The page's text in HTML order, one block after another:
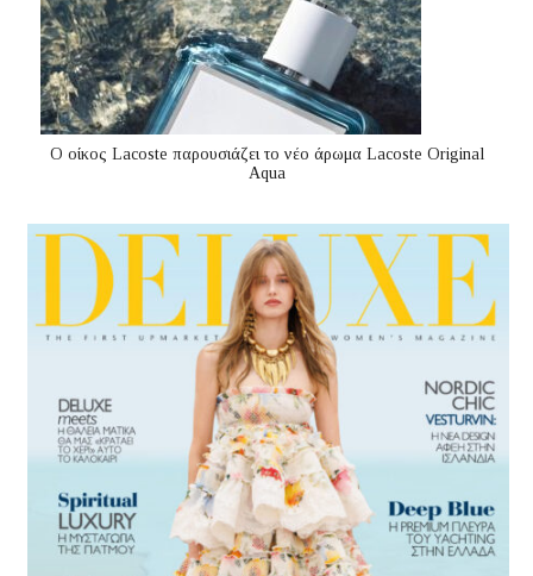
Ο οίκος Lacoste παρουσιάζει το νέο άρωμα Lacoste Original
Aqua